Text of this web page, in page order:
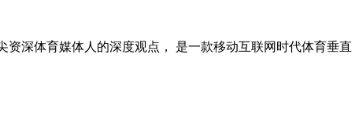
深体育媒体人的深度观点， 是一款移动互联网时代体育垂直